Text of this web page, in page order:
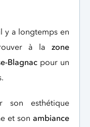
y a longtemps en
à la zone
Blagnac pour un
son esthétique
et son ambiance